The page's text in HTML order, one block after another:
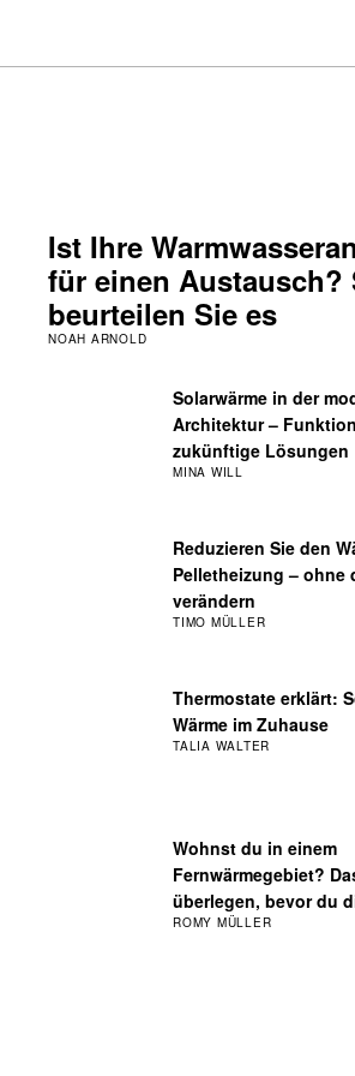
Wohnst du in einem
Fernwärmegebiet?
überlegen, bevor du
ROMY MÜLLER
Thermostate erklärt:
Wärme im Zuhause
TALIA WALTER
Reduzieren Sie den
Pelletheizung – ohne
verändern
TIMO MÜLLER
Solarwärme in der
Architektur –
zukünftige Lösungen
MINA WILL
Ist Ihre
für einen Austausch?
beurteilen Sie es
NOAH ARNOLD